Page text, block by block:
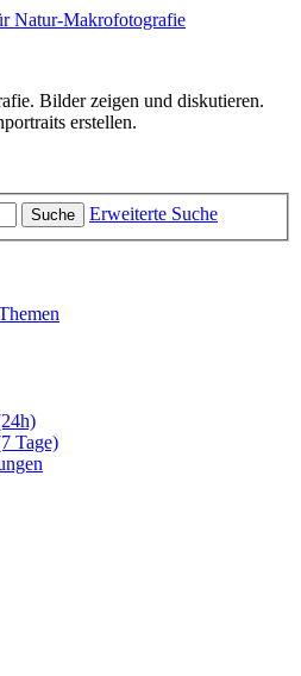
Bilder zeigen und diskutieren.
erstellen.
Suche Erweiterte Suche
Tage)